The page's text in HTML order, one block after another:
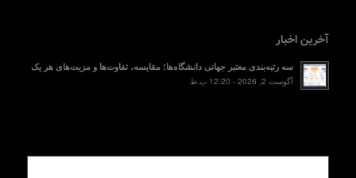
آخرین اخبار
سه رتبه‌بندی معتبر جهانی دانشگاه‌ها؛ مقایسه، تفاوت‌ها و مزیت‌های هر یک
آگوست 2, 2026 - 12:20 ب.ظ